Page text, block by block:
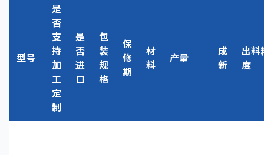
型号
是
否
支
持
加
工
定
制
是
否
进
口
包
装
规
格
保
修
期
材
料
产量
成
新
出料
度